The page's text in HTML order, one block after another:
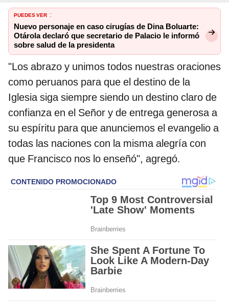
PUEDES VER :
Nuevo personaje en caso cirugías de Dina Boluarte:
Otárola declaró que secretario de Palacio le informó
sobre salud de la presidenta
"Los abrazo y unimos todos nuestras oraciones
como peruanos para que el destino de la
Iglesia siga siempre siendo un destino claro de
confianza en el Señor y de entrega generosa a
su espíritu para que anunciemos el evangelio a
todas las naciones con la misma alegría con
que Francisco nos lo enseñó", agregó.